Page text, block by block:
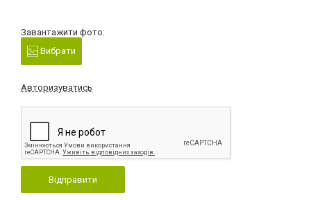
Завантажити фото:
Вибрати
Авторизуватись
Відправити